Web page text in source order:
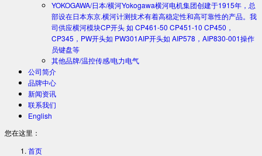
YOKOGAWA/日本/横河Yokogawa横河电机集团创建于1915年，总
部设在日本东京.横河计测技术有着高稳定性和高可靠性的产品。我
司供应横河模块CP开头 如 CP461-50 CP451-10 CP450，
CP345，PW开头如 PW301AIP开头如 AIP578，AIP830-001操作
员键盘等
其他品牌/温控传感/电力电气
公司简介
品牌中心
新闻资讯
联系我们
English
您在这里：
首页